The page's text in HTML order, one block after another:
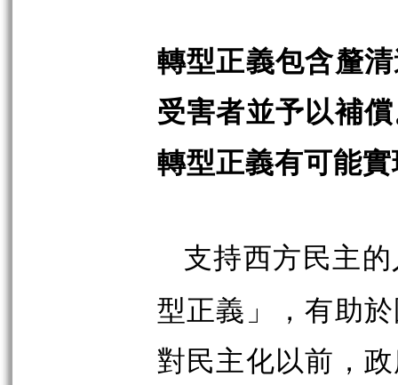
轉型正義包含釐
受害者並予以補
轉型正義有可能
支持西方民主
型正義」，有助
對民主化以前，